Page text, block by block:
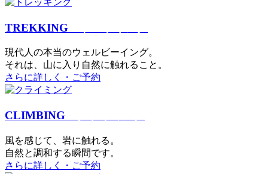
TREKKING
現代⼈の本当のウェルビーイング。
それは、⼭に⼊り⾃然に触れること。
さらに詳しく・ご予約
CLIMBING
⾵を感じて、岩に触れる。
⾃然と調和する瞬間です。
さらに詳しく・ご予約